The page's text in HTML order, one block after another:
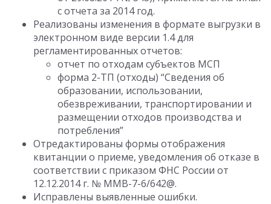
с отчета за 2014 год.
Реализованы изменения в формате выгрузки в
электронном виде версии 1.4 для
регламентированных отчетов:
отчет по отходам субъектов МСП
форма 2-ТП (отходы) “Сведения об
образовании, использовании,
обезвреживании, транспортировании и
размещении отходов производства и
потребления”
Отредактированы формы отображения
квитанции о приеме, уведомления об отказе в
соответствии с приказом ФНС России от
12.12.2014 г. № ММВ-7-6/642@.
Исправлены выявленные ошибки.